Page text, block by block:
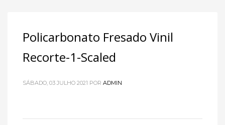
Policarbonato Fresado Vinil
Recorte-1-Scaled
SÁBADO, 03 JULHO 2021 POR ADMIN